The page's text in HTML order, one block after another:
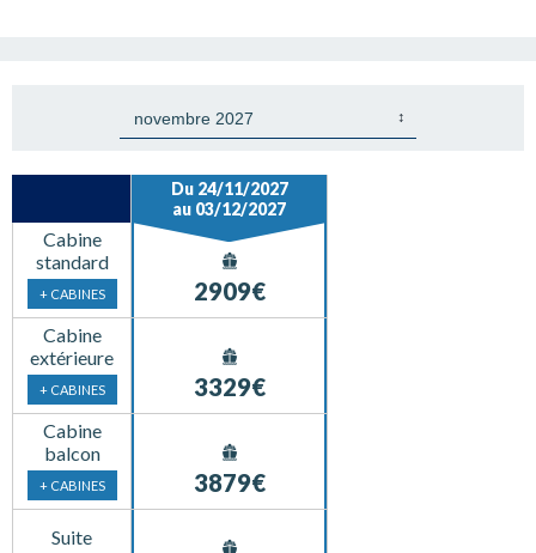
Cabine
standard
+ CABINES
Cabine
extérieure
+ CABINES
Cabine
balcon
+ CABINES
Suite
Du 24/11/2027
au 03/12/2027
2909€
3329€
3879€